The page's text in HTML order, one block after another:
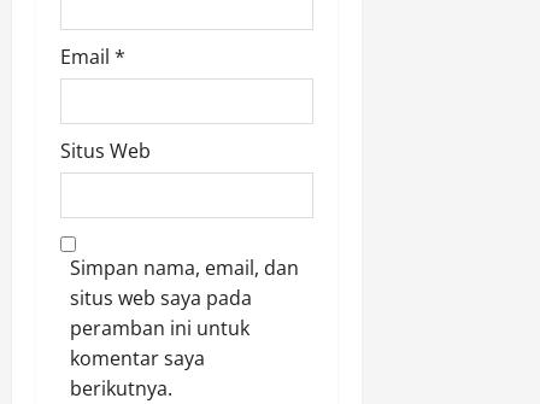
Email *
Situs Web
Simpan nama, email, dan
situs web saya pada
peramban ini untuk
komentar saya
berikutnya.